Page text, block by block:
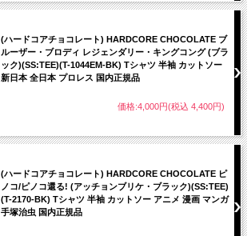
(ハードコアチョコレート) HARDCORE CHOCOLATE ブ
ルーザー・ブロディ レジェンダリー・キングコング (ブラ
ック)(SS:TEE)(T-1044EM-BK) Tシャツ 半袖 カットソー
新日本 全日本 プロレス 国内正規品
価格:4,000円(税込 4,400円)
(ハードコアチョコレート) HARDCORE CHOCOLATE ピ
ノコ/ピノコ還る! (アッチョンブリケ・ブラック)(SS:TEE)
(T-2170-BK) Tシャツ 半袖 カットソー アニメ 漫画 マンガ
手塚治虫 国内正規品